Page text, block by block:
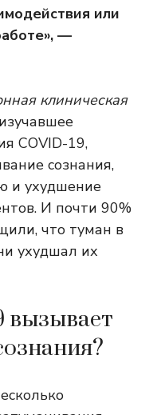
или
—
клиническая
COVID-19,
сознания,
и ухудшение
И почти 90%
что туман в
ухудшал их
вызывает